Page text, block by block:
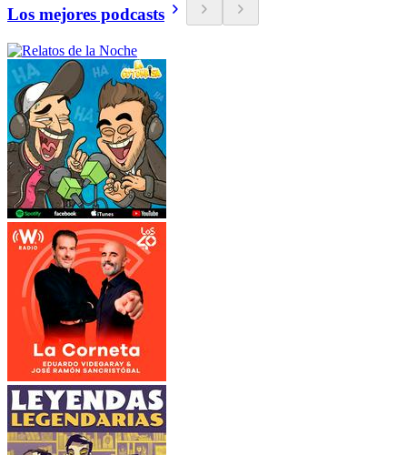
Los mejores podcasts